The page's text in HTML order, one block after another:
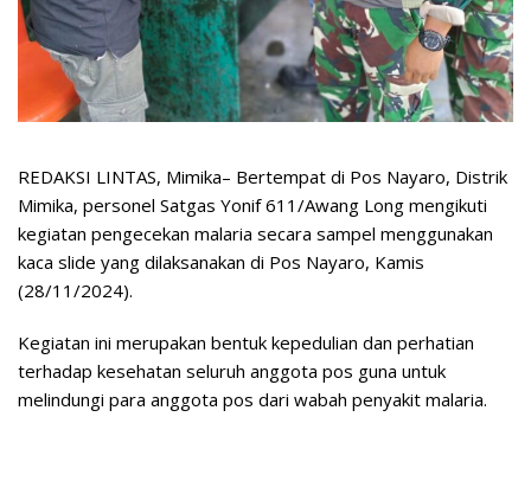
REDAKSI LINTAS, Mimika– Bertempat di Pos Nayaro, Distrik
Mimika, personel Satgas Yonif 611/Awang Long mengikuti
kegiatan pengecekan malaria secara sampel menggunakan
kaca slide yang dilaksanakan di Pos Nayaro, Kamis
(28/11/2024).
Kegiatan ini merupakan bentuk kepedulian dan perhatian
terhadap kesehatan seluruh anggota pos guna untuk
melindungi para anggota pos dari wabah penyakit malaria.